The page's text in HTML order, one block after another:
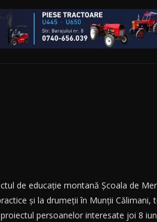
de educaţie montană Şcoala de
şi la drumeţii în Munţii
persoanelor interesate joi 8